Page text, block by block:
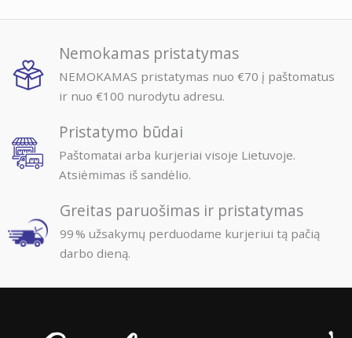
o
t
:
Nemokamas pristatymas
NEMOKAMAS pristatymas nuo €70 į paštomatus
ir nuo €100 nurodytu adresu.
Pristatymo būdai
Paštomatai arba kurjeriai visoje Lietuvoje.
Atsiėmimas iš sandėlio.
Greitas paruošimas ir pristatymas
99 % užsakymų perduodame kurjeriui tą pačią
darbo dieną.